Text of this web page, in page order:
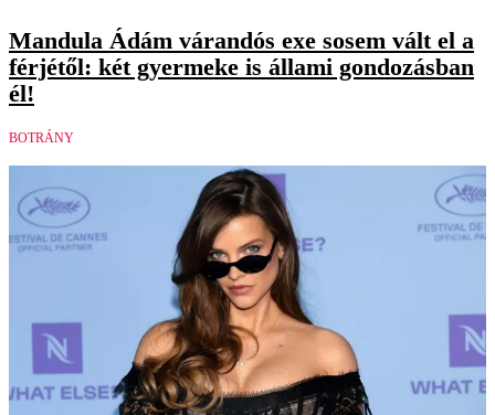
Mandula Ádám várandós exe sosem vált el a
férjétől: két gyermeke is állami gondozásban
él!
BOTRÁNY